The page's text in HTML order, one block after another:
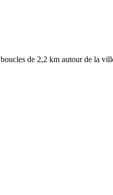
de 2,2 km autour de la